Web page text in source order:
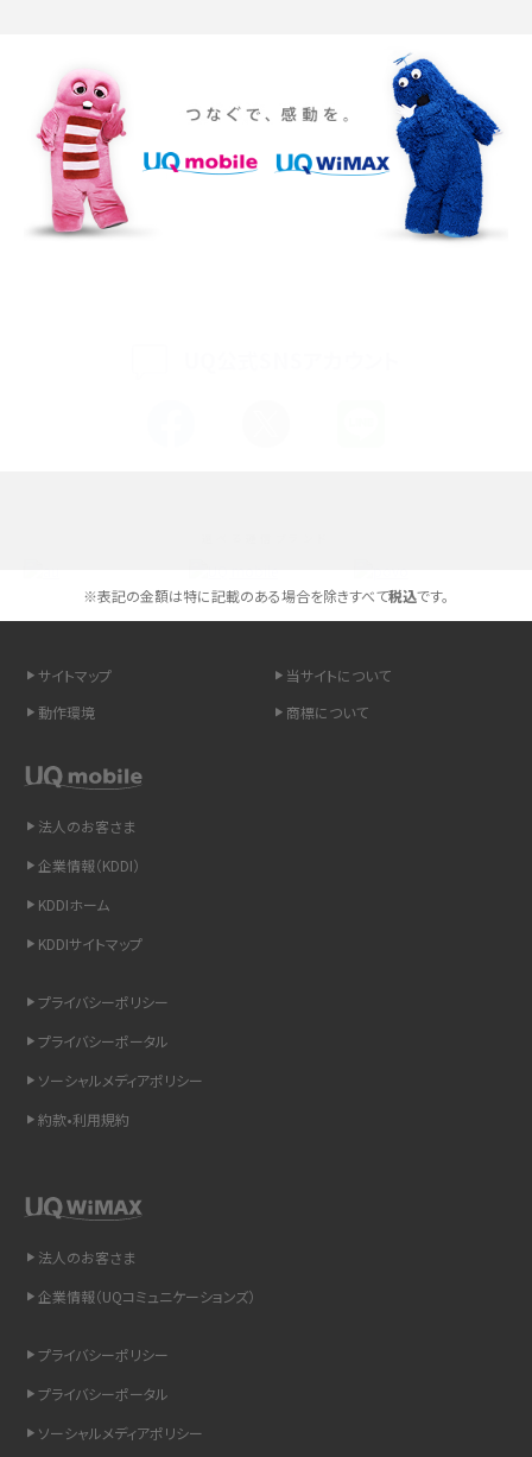
iPhone 16eとiPhone SE（第3世代）の違いは？サイズやスペックを比較して解説
iPhone 16eとiPhone 14を徹底比較！スペック・機能の違いをわかりやすく紹介
iPhone 16シリーズのモデルを比較！価格・サイズ・カメラ性能の違いを徹底解説
iPhone 16とiPhone 15の違いは？カメラ・スペック・機能を徹底比較
LINEの引き継ぎ方法は？対象データや事前準備・条件・注意点などを解説
LINEの通知がこない時の原因と対処法9選！設定の確認手順も解説
非通知設定とは？184で電話をかける方法やiPhone・Androidの設定を解説
スマホのウィジェットとは？iPhone・Androidの設定方法やおススメを紹介
リプライ機能とは？LINE、X（旧Twitter）、Instagram、TikTokで送る方法を解説
インスタのDMの送り方は？便利機能の使い方や注意点をわかりやすく解説
Bluetooth®とは？Wi-Fiとの違いやスマホ・PCとの接続方法を解説
「iPhoneを探す」の使い方と設定方法を紹介！ブラウザやアプリから探す方法を
紹介
※表記の金額は特に記載のある場合を除きすべて税込です。
サイトマップ
当サイトについて
動作環境
商標について
法人のお客さま
企業情報（KDDI）
KDDIホーム
KDDIサイトマップ
プライバシーポリシー
プライバシーポータル
ソーシャルメディアポリシー
約款•利用規約
法人のお客さま
企業情報（UQコミュニケーションズ）
プライバシーポリシー
プライバシーポータル
ソーシャルメディアポリシー